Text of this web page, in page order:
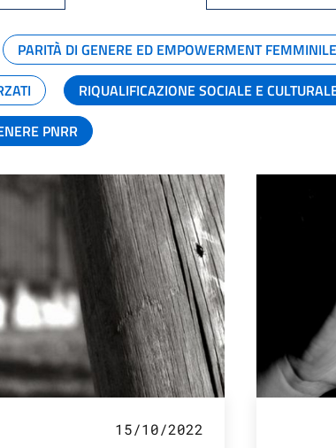
PARITÀ DI GENERE ED EMPOWERMENT FEMMINILE
RIQUALIFICAZIONE SOCIALE E
PNRR
15/10/2022